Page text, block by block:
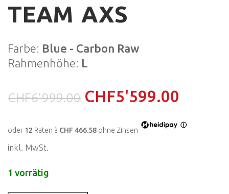
TEAM AXS
Farbe: Blue - Carbon Raw
Rahmenhöhe: L
CHF6'999.00 CHF5'599.00
oder 12 Raten à CHF 466.58 ohne Zinsen
ⓘ
inkl. MwSt.
1 vorrätig